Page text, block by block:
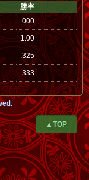
勝率
.000
1.00
.325
.333
▲TOP